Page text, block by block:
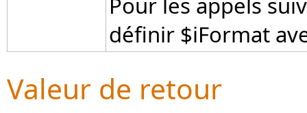
définir $iFormat
Valeur de retour